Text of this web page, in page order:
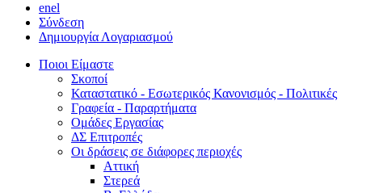
enel
Σύνδεση
Δημιουργία Λογαριασμού
Ποιοι Είμαστε
Σκοποί
Καταστατικό - Εσωτερικός Κανονισμός - Πολιτικές
Γραφεία - Παραρτήματα
Ομάδες Εργασίας
ΔΣ Επιτροπές
Οι δράσεις σε διάφορες περιοχές
Αττική
Στερεά